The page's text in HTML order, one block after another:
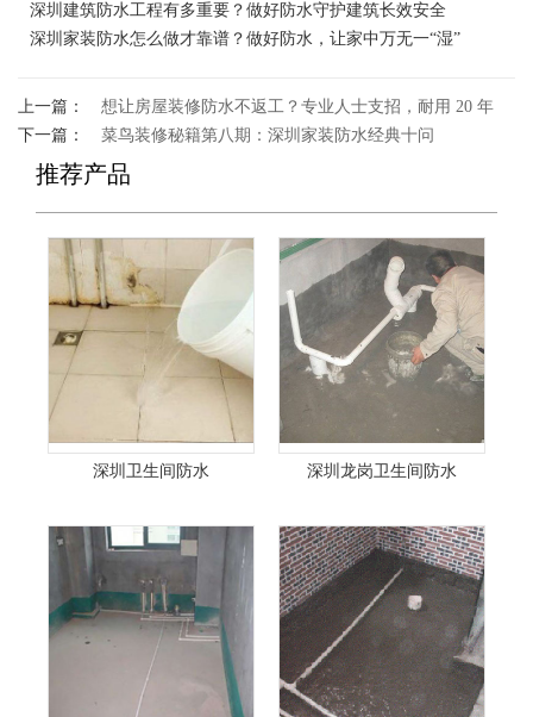
深圳建筑防水工程有多重要？做好防水守护建筑长效安全
深圳家装防水怎么做才靠谱？做好防水，让家中万无一“湿”
上一篇：
想让房屋装修防水不返工？专业人士支招，耐用 20 年
下一篇：
菜鸟装修秘籍第八期：深圳家装防水经典十问
推荐产品
深圳卫生间防水 深圳龙岗卫生间防水